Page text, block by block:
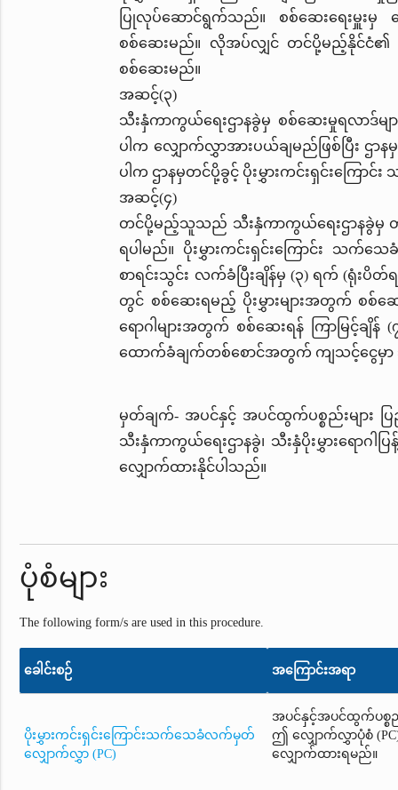
ပြုလုပ်ဆောင်ရွက်သည်။ စစ်ဆေးရေးမှူးမှ ပေ
စစ်ဆေးမည်။ လိုအပ်လျှင် တင်ပို့မည့်နိုင်ငံ၏ လို
စစ်ဆေးမည်။
အဆင့်(၃)
သီးနှံကာကွယ်ရေးဌာနခွဲမှ စစ်ဆေးမှုရလာဒ်မျ
ပါက လျှောက်လွှာအားပယ်ချမည်ဖြစ်ပြီး ဌာ
ပါက ဌာနမှတင်ပို့ခွင့် ပိုးမွှားကင်းရှင်းကြ
အဆင့်(၄)
တင်ပို့မည့်သူသည် သီးနှံကာကွယ်ရေးဌာနခွဲမှ
ရပါမည်။ ပိုးမွှားကင်းရှင်းကြောင်း သက်သ
စာရင်းသွင်း လက်ခံပြီးချိန်မှ (၃) ရက် (ရုံး
တွင် စစ်ဆေးရမည့် ပိုးမွှားများအတွက် စစ်ဆေး
ရောဂါများအတွက် စစ်ဆေးရန် ကြာမြင့်ချိ
ထောက်ခံချက်တစ်စောင်အတွက် ကျသင့်ငွေမှာ
မှတ်ချက်- အပင်နှင့် အပင်ထွက်ပစ္စည်းများ
သီးနှံကာကွယ်ရေးဌာနခွဲ၊ သီးနှံပိုးမွှားရောဂါပ
လျှောက်ထားနိုင်ပါသည်။
ပုံစံများ
The following form/s are used in this procedure.
ခေါင်းစဉ် အကြောင်းအရာ
ပိုးမွှားကင်းရှင်းကြောင်းသက်သေခံလက်မှတ်
လျှောက်လွှာ (PC)
အပင်နှင့်အပင်ထွက်ပစ္စ
ဤ လျှောက်လွှာပုံစံ (PC)
လျှောက်ထားရမည်။